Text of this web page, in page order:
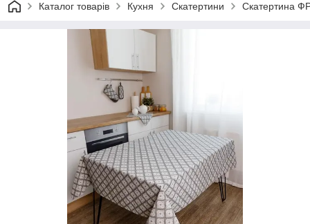
Каталог товарів Кухня Скатертини Скатертина